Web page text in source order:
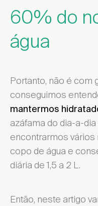
60% do
água
Portanto, não é com
conseguimos
mantermos
azáfama do dia-a-
encontrarmos
copo de água e
diária de 1,5 a 2 L.
Então, neste artigo